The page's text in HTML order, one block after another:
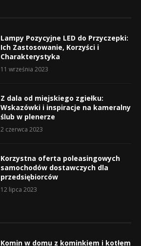
Lampy Pozycyjne LED do Przyczepki:
Ich Zastosowanie, Korzyści i
Charakterystyka
11 września 2023
Z dala od miejskiego zgiełku:
Wskazówki i inspiracje na kameralny
ślub w plenerze
2 czerwca 2023
Korzystna oferta poleasingowych
samochodów dostawczych dla
przedsiębiorców
12 lipca 2023
Komin w domu z kominkiem i kotłem